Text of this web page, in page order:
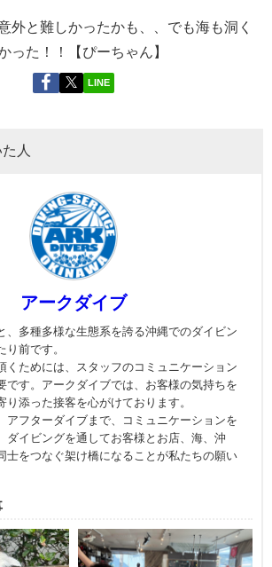
外と難しかったかも、、でも海も洞く
った！！【ぴーちゃん】
LINE
人
アークダイブ
、多種多様な生態系を誇る沖縄でのダイビン
り前です。
くためには、スタッフのコミュニケーション
です。アークダイブでは、お客様の気持ちを
り添った接客を心がけております。
アフターダイブまで、コミュニケーションを
ダイビングを通してお客様とお店、海、沖
士をつなぐ架け橋になることが私たちの願い